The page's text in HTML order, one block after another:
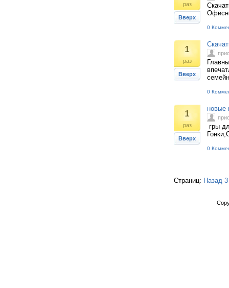
раз
Вверх
0
1
раз
Вверх
0
1
раз
Вверх
новые
гры
0
Страниц: Назад 3